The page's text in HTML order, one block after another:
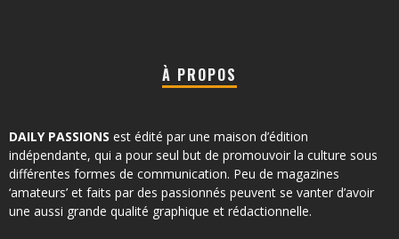
À PROPOS
DAILY PASSIONS est édité par une maison d’édition
indépendante, qui a pour seul but de promouvoir la culture sous
différentes formes de communication. Peu de magazines
‘amateurs’ et faits par des passionnés peuvent se vanter d’avoir
une aussi grande qualité graphique et rédactionnelle.